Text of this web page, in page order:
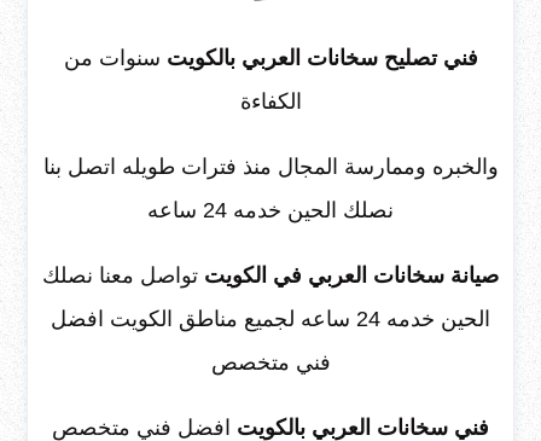
فني تصليح سخانات العربي بالكويت سنوات من
الكفاءة
والخبره وممارسة المجال منذ فترات طويله اتصل بنا
نصلك الحين خدمه 24 ساعه
صيانة سخانات العربي في الكويت تواصل معنا نصلك
الحين خدمه 24 ساعه لجميع مناطق الكويت افضل
فني متخصص
فني سخانات العربي بالكويت افضل فني متخصص